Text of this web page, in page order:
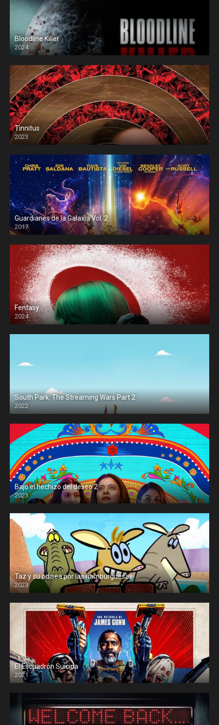
Bloodline Killer
2024
Tinnitus
2023
Guardianes de la Galaxia Vol. 2
2017
Fentasy
2024
South Park: The Streaming Wars Part 2
2022
Bajo el hechizo del deseo 2
2023
Taz y su odisea por las hamburguesas
2023
El Escuadrón Suicida
2021